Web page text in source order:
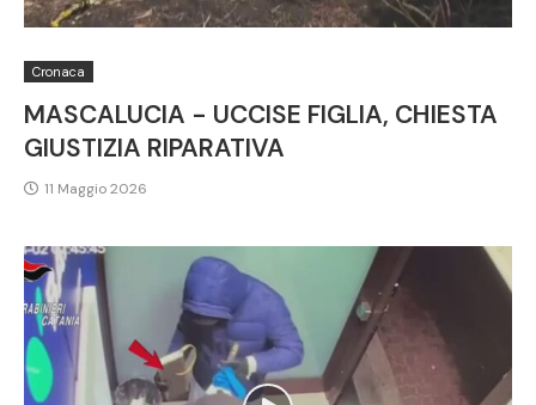
Cronaca
MASCALUCIA - UCCISE FIGLIA, CHIESTA
GIUSTIZIA RIPARATIVA
11 Maggio 2026